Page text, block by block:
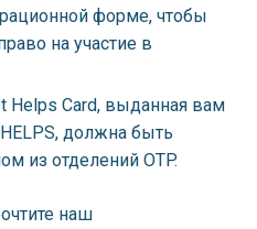
форме, чтобы
на участие в
Helps Card, выданная вам
должна быть
из отделений OTP.
наш